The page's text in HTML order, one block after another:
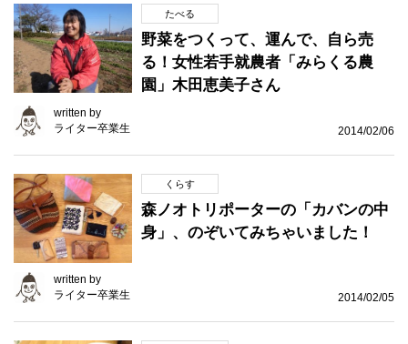
たべる
野菜をつくって、運んで、自ら売
る！女性若手就農者「みらくる農
園」木田恵美子さん
written by
ライター卒業生
2014/02/06
くらす
森ノオトリポーターの「カバンの中
身」、のぞいてみちゃいました！
written by
ライター卒業生
2014/02/05